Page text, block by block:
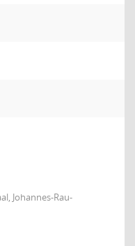
Johannes-Rau-